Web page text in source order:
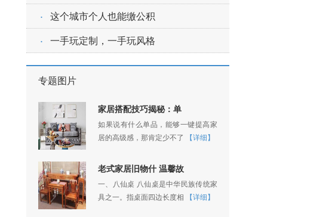
· 这个城市个人也能缴公积
· 一手玩定制，一手玩风格
专题图片
家居搭配技巧揭秘：单
如果说有什么单品，能够一键提高家
居的高级感，那肯定少不了
【详细】
老式家居旧物什 温馨故
一、八仙桌 八仙桌是中华民族传统家
具之一。指桌面四边长度相
【详细】